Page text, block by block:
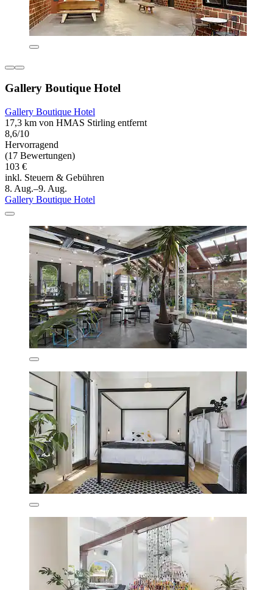
Gallery Boutique Hotel
Gallery Boutique Hotel
17,3 km von HMAS Stirling entfernt
8,6/10
Hervorragend
(17 Bewertungen)
103 €
inkl. Steuern & Gebühren
8. Aug.–9. Aug.
Gallery Boutique Hotel